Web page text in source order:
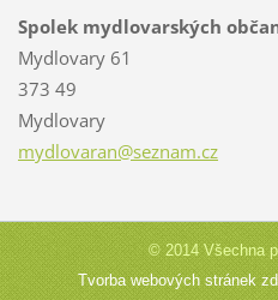
Spolek mydlovarských
Mydlovary 61
373 49
Mydlovary
mydlovaran@seznam.cz
© 2014 Všechna
Tvorba webových stránek